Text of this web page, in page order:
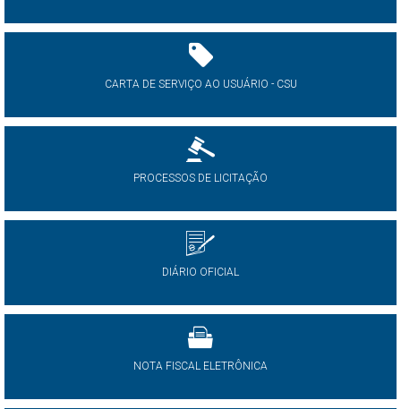
CARTA DE SERVIÇO AO USUÁRIO - CSU
PROCESSOS DE LICITAÇÃO
DIÁRIO OFICIAL
NOTA FISCAL ELETRÔNICA